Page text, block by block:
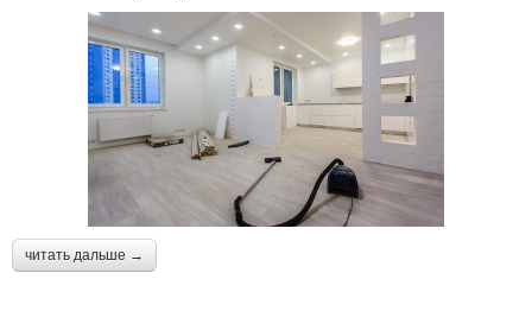
читать дальше →